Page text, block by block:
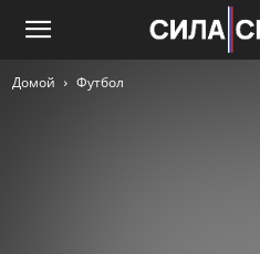
Домой Футбол